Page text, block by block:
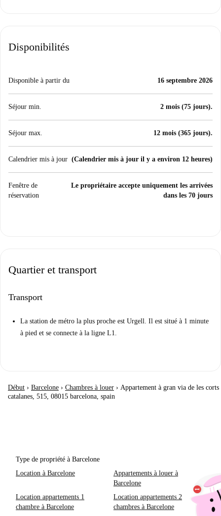
Disponibilités
Disponible à partir du 16 septembre 2026
Séjour min. 2 mois (75 jours).
Séjour max. 12 mois (365 jours).
Calendrier mis à jour (Calendrier mis à jour il y a environ 12 heures)
Fenêtre de
réservation
Le propriétaire accepte uniquement les arrivées
dans les 70 jours
Quartier et transport
Transport
La station de métro la plus proche est Urgell. Il est situé à 1 minute
à pied et se connecte à la ligne L1.
Début › Barcelone › Chambres à louer › Appartement à gran via de les corts
catalanes, 515, 08015 barcelona, spain
Type de propriété à Barcelone
Location à Barcelone
Appartements à louer à
Barcelone
Location appartements 1
chambre à Barcelone
Location appartements 2
chambres à Barcelone